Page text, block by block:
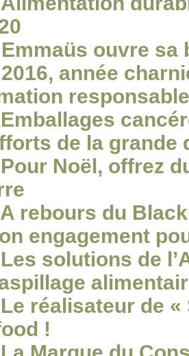
Emmaüs ouvre sa
2016, année
Emballages
de la grande
Pour Noël, offrez
A rebours du
engagement
Les solutions de
Le réalisateur de «
!